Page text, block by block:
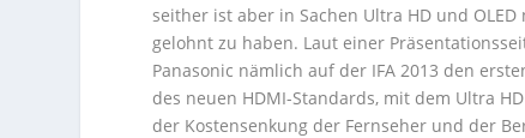
seither ist aber in Sachen Ultra HD und
gelohnt zu haben. Laut einer
Panasonic nämlich auf der IFA 2013 den
des neuen HDMI-Standards, mit dem Ultra
der Kostensenkung der Fernseher und der